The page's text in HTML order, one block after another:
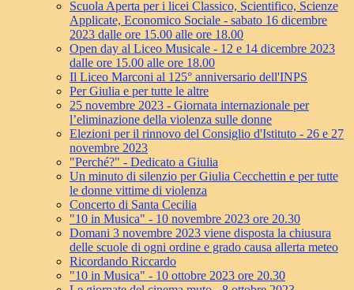
Scuola Aperta per i licei Classico, Scientifico, Scienze
Applicate, Economico Sociale - sabato 16 dicembre
2023 dalle ore 15.00 alle ore 18.00
Open day al Liceo Musicale - 12 e 14 dicembre 2023
dalle ore 15.00 alle ore 18.00
Il Liceo Marconi al 125° anniversario dell'INPS
Per Giulia e per tutte le altre
25 novembre 2023 - Giornata internazionale per
l’eliminazione della violenza sulle donne
Elezioni per il rinnovo del Consiglio d'Istituto - 26 e 27
novembre 2023
"Perché?" - Dedicato a Giulia
Un minuto di silenzio per Giulia Cecchettin e per tutte
le donne vittime di violenza
Concerto di Santa Cecilia
"10 in Musica" - 10 novembre 2023 ore 20.30
Domani 3 novembre 2023 viene disposta la chiusura
delle scuole di ogni ordine e grado causa allerta meteo
Ricordando Riccardo
"10 in Musica" - 10 ottobre 2023 ore 20.30